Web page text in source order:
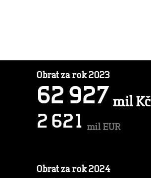
Obrat za rok 2023
62 927 mil Kč
2 621 mil EUR
Obrat za rok 2024